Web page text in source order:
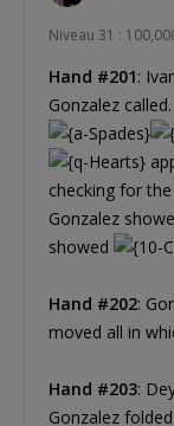
Niveau 31 :
Hand #201:
Gonzalez
checking for
Gonzalez
showed
Hand #202:
moved all in
Hand #203:
Gonzalez